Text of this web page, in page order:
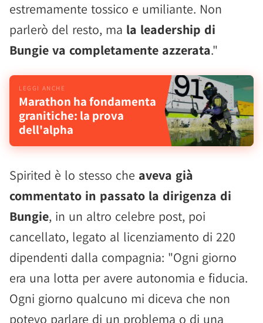
estremamente tossico e umiliante. Non
parlerò del resto, ma la leadership di
Bungie va completamente azzerata."
Marathon ha fondamenta
granitiche: la prova
dell'alpha
Spirited è lo stesso che aveva già
commentato in passato la dirigenza di
Bungie, in un altro celebre post, poi
cancellato, legato al licenziamento di 220
dipendenti dalla compagnia: "Ogni giorno
era una lotta per avere autonomia e fiducia.
Ogni giorno qualcuno mi diceva che non
potevo parlare di un problema o di una